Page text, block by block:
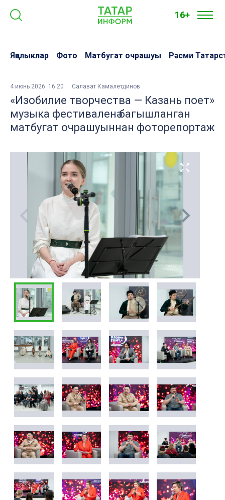
16+
Яңалыклар Фото Матбугат очрашуы Рәсми
4 июнь 2026 16:20 Салават Камалетдинов
«Изобилие творчества — Казань поет»
музыка фестиваленә багышланган
матбугат очрашуыннан фоторепортаж